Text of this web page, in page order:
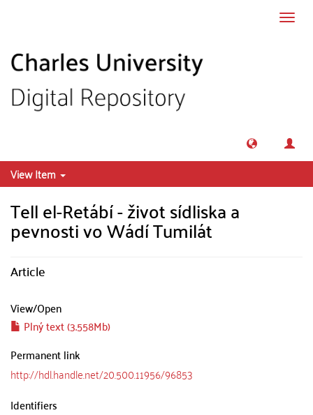
View Item
Tell el-Retábí - život sídliska a
pevnosti vo Wádí Tumilát
Article
View/Open
Plný text (3.558Mb)
Permanent link
http://hdl.handle.net/20.500.11956/96853
Identifiers